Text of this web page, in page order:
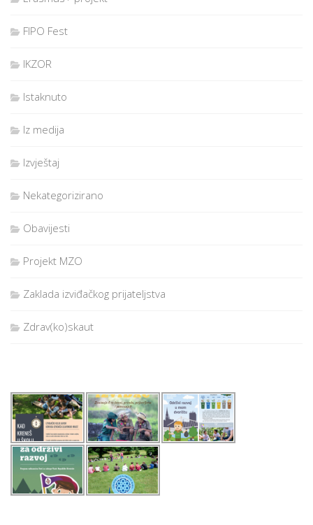
FIPO Fest
IKZOR
Istaknuto
Iz medija
Izvještaj
Nekategorizirano
Obavijesti
Projekt MZO
Zaklada izviđačkog prijateljstva
Zdrav(ko)skaut